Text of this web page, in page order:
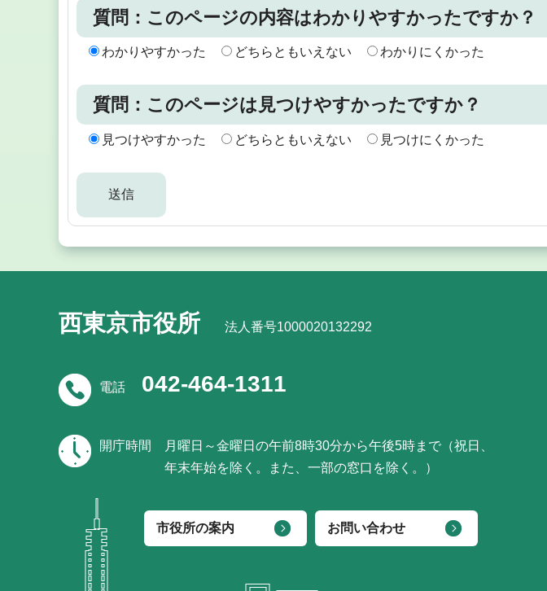
質問：このページの内容はわかりやすかったですか？
わかりやすかった どちらともいえない わかりにくかった
質問：このページは見つけやすかったですか？
見つけやすかった どちらともいえない 見つけにくかった
西東京市役所 法人番号1000020132292
電話 042-464-1311
開庁時間
月曜日～金曜日の午前8時30分から午後5時まで（祝日、
年末年始を除く。また、一部の窓口を除く。）
市役所の案内 お問い合わせ